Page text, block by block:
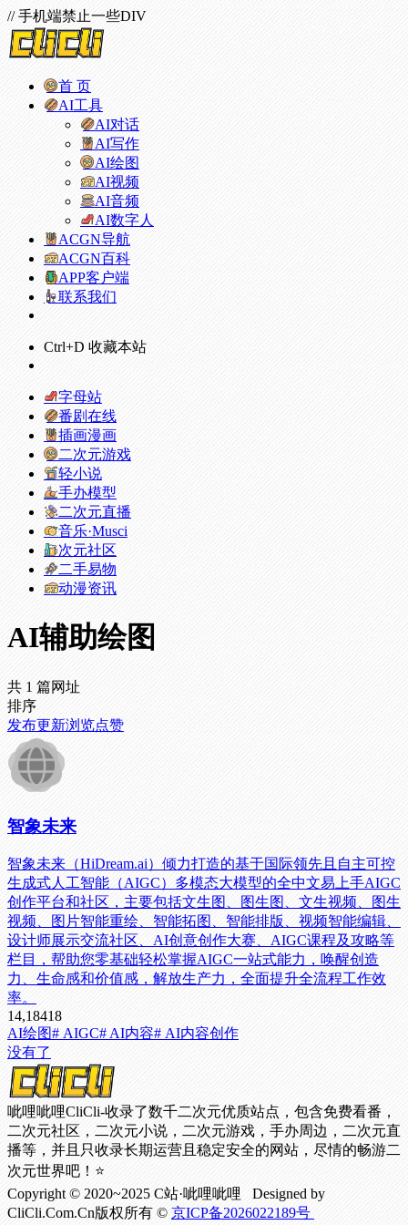
// 手机端禁止一些DIV
首 页
AI工具
AI对话
AI写作
AI绘图
AI视频
AI音频
AI数字人
ACGN导航
ACGN百科
APP客户端
联系我们
Ctrl+D 收藏本站
字母站
番剧在线
插画漫画
二次元游戏
轻小说
手办模型
二次元直播
音乐·Musci
次元社区
二手易物
动漫资讯
AI辅助绘图
共 1 篇网址
排序
发布更新浏览点赞
智象未来
智象未来（HiDream.ai）倾力打造的基于国际领先且自主可控
生成式人工智能（AIGC）多模态大模型的全中文易上手AIGC
创作平台和社区，主要包括文生图、图生图、文生视频、图生
视频、图片智能重绘、智能拓图、智能排版、视频智能编辑、
设计师展示交流社区、AI创意创作大赛、AIGC课程及攻略等
栏目，帮助您零基础轻松掌握AIGC一站式能力，唤醒创造
力、生命感和价值感，解放生产力，全面提升全流程工作效
率。
14,18418
AI绘图# AIGC# AI内容# AI内容创作
没有了
呲哩呲哩CliCli-收录了数千二次元优质站点，包含免费看番，
二次元社区，二次元小说，二次元游戏，手办周边，二次元直
播等，并且只收录长期运营且稳定安全的网站，尽情的畅游二
次元世界吧！⭐
Copyright © 2020~2025 C站·呲哩呲哩 Designed by
CliCli.Com.Cn版权所有 © 京ICP备2026022189号